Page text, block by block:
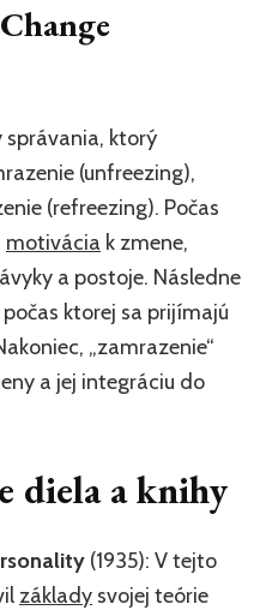
ktorý
(unfreezing),
(refreezing). Počas
motivácia k zmene,
a postoje. Následne
ktorej sa prijímajú
„zamrazenie“
a jej integráciu do
diela a knihy
(1935): V tejto
základy svojej teórie